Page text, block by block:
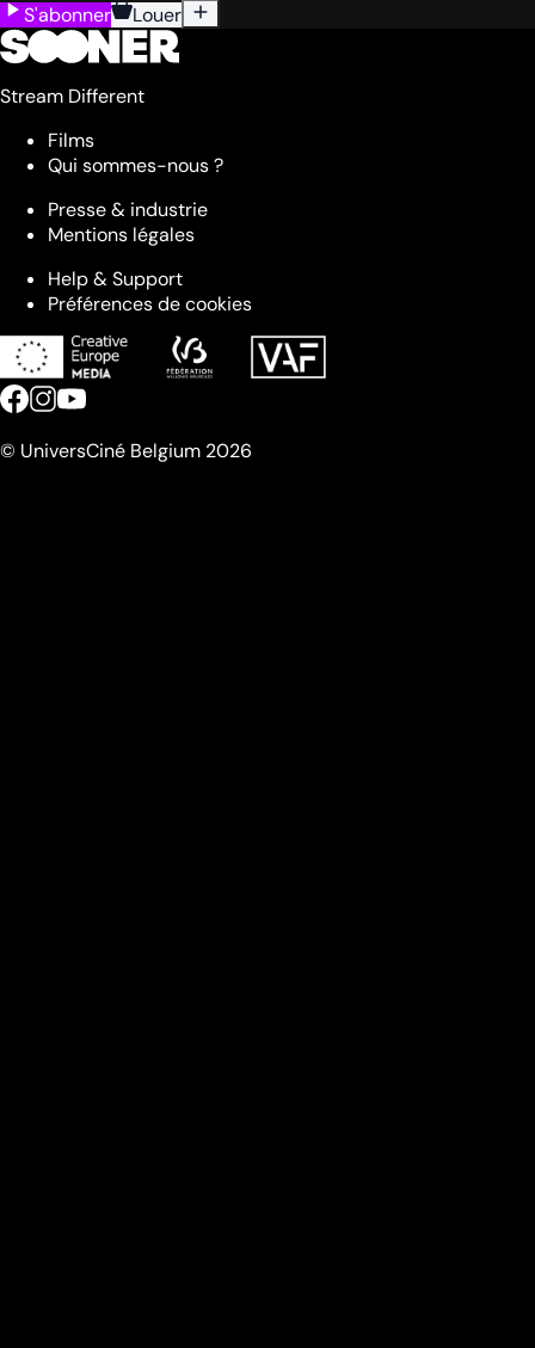
S'abonner
Louer
Stream Different
Films
Qui sommes-nous ?
Presse & industrie
Mentions légales
Help & Support
Préférences de cookies
© UniversCiné Belgium 2026